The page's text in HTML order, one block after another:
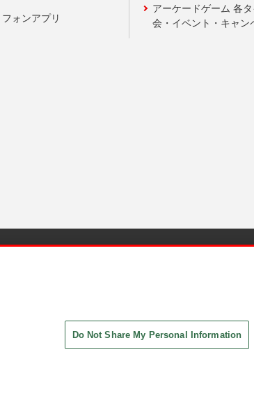
ォンアプリ
アーケードゲーム 各
会・イベント・キャン
Do Not Share My Personal Information